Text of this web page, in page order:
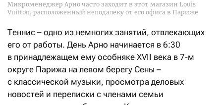
Микроменеджер Арно часто заходит в этот магазин Louis
Vuitton, расположенный неподалеку от его офиса в Париже
Теннис – одно из немногих занятий, отвлекающих
его от работы. День Арно начинается в 6:30
в принадлежащем ему особняке XVII века в 7-м
округе Парижа на левом берегу Сены –
с классической музыки, просмотра деловых
новостей и переписки с членами семьи